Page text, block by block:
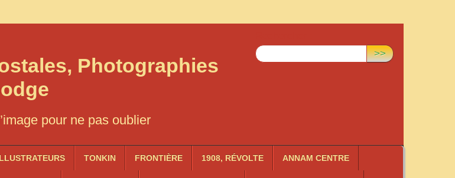
Photographies
pour ne pas oublier
>>
TONKIN FRONTIÈRE 1908, RÉVOLTE ANNAM CENTRE